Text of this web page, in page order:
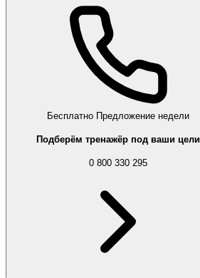
Бесплатно Предложение недели
Подберём тренажёр под ваши цели
0 800 330 295